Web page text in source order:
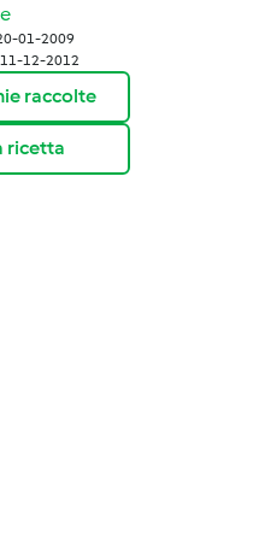
01-2009
12-2012
raccolte
ricetta